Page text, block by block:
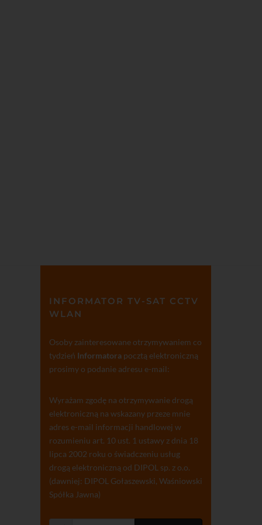
INFORMATOR TV-SAT CCTV
WLAN
Osoby zainteresowane otrzymywaniem co
tydzień Informatorapocztą elektroniczną
prosimy o podanie adresu e-mail:
Wyrażam zgodę na otrzymywanie drogą
elektroniczną na wskazany przeze mnie
adres e-mail informacji handlowej w
rozumieniu art. 10 ust. 1 ustawy z dnia 18
lipca 2002 roku o świadczeniu usług
drogą elektroniczną od DIPOL sp. z o.o.
(dawniej: DIPOL Gołaszewski, Waśniowski
Spółka Jawna)